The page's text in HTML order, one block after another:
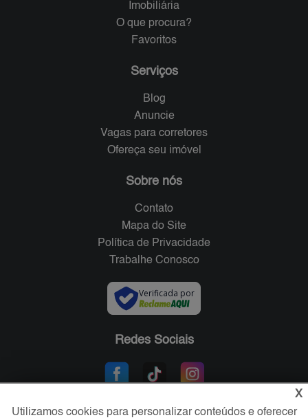
Imobiliária
O que procura?
Favoritos
Serviços
Blog
Anuncie
Vagas para corretores
Ofereça seu imóvel
Sobre nós
Contato
Mapa do Site
Política de Privacidade
Trabalhe Conosco
Verificada por
Redes Sociais
X
Utilizamos cookies para personalizar conteúdos e oferecer